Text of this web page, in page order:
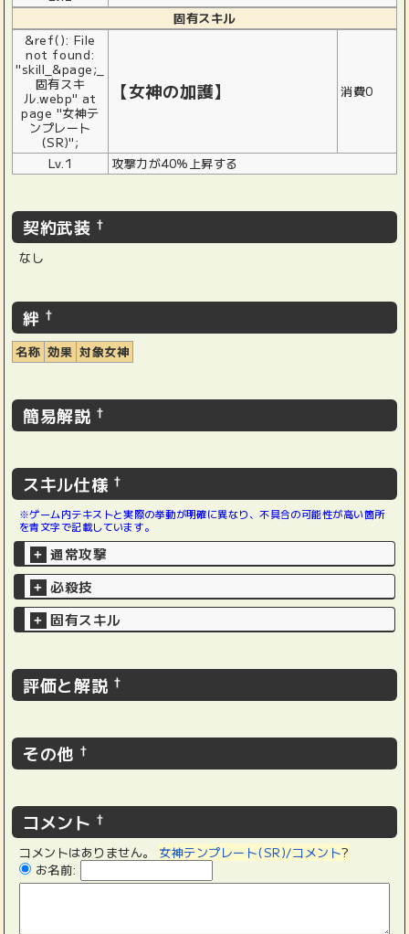
固有スキル
&ref(): File
not found:
"skill_&page;_
固有スキ
ル.webp" at
page "女神テ
ンプレート
(SR)";
【女神の加護】 消費0
Lv.1 攻撃力が40％上昇する
契約武装 †
なし
絆 †
名称 効果 対象女神
簡易解説 †
スキル仕様 †
※ゲーム内テキストと実際の挙動が明確に異なり、不具合の可能性が高い箇所
を青文字で記載しています。
+ 通常攻撃
+ 必殺技
+ 固有スキル
評価と解説 †
その他 †
コメント †
コメントはありません。 女神テンプレート(SR)/コメント?
お名前: